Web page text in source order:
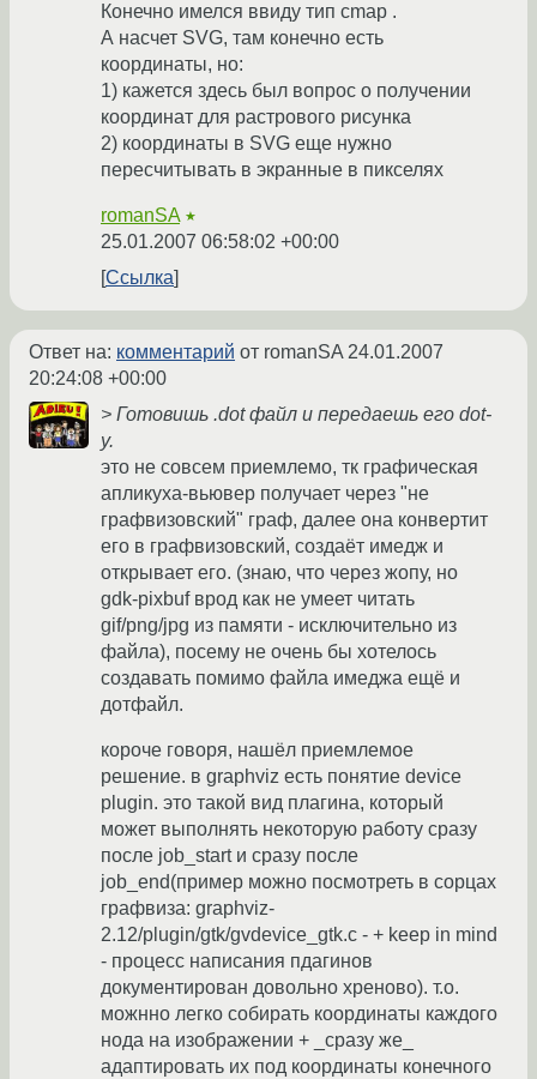
Конечно имелся ввиду тип cmap .
А насчет SVG, там конечно есть
координаты, но:
1) кажется здесь был вопрос о получении
координат для растрового рисунка
2) координаты в SVG еще нужно
пересчитывать в экранные в пикселях
romanSA ★
25.01.2007 06:58:02 +00:00
Ссылка
Ответ на: комментарий от romanSA24.01.2007
20:24:08 +00:00
> Готовишь .dot файл и передаешь его dot-
у.
это не совсем приемлемо, тк графическая
апликуха-вьювер получает через "не
графвизовский" граф, далее она конвертит
его в графвизовский, создаёт имедж и
открывает его. (знаю, что через жопу, но
gdk-pixbuf врод как не умеет читать
gif/png/jpg из памяти - исключительно из
файла), посему не очень бы хотелось
создавать помимо файла имеджа ещё и
дотфайл.
короче говоря, нашёл приемлемое
решение. в graphviz есть понятие device
plugin. это такой вид плагина, который
может выполнять некоторую работу сразу
после job_start и сразу после
job_end(пример можно посмотреть в сорцах
графвиза: graphviz-
2.12/plugin/gtk/gvdevice_gtk.c - + keep in mind
- процесс написания пдагинов
документирован довольно хреново). т.о.
можнно легко собирать координаты каждого
нода на изображении + _сразу же_
адаптировать их под координаты конечного